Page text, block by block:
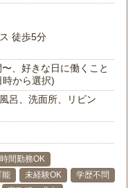
徒歩5分
、好きな日に働くこと
から選択)
呂、洗面所、リビン
間勤務OK
能 未経験OK
学歴不問